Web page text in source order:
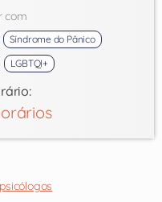
com
Síndrome do Pânico
LGBTQI+